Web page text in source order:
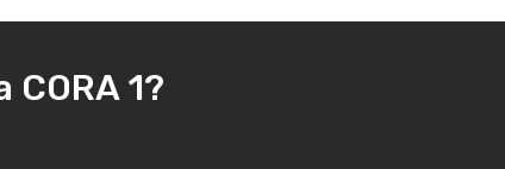
1?